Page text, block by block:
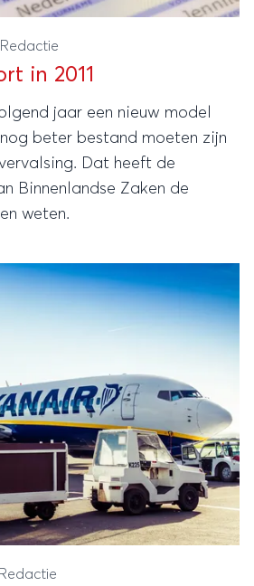
Redactie
in 2011
jaar een nieuw model
beter bestand moeten zijn
Dat heeft de
Binnenlandse Zaken de
weten.
Redactie